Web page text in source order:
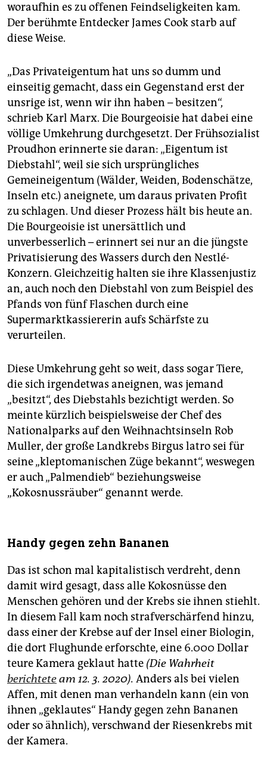
woraufhin es zu offenen Feindseligkeiten kam.
Der berühmte Entdecker James Cook starb auf
diese Weise.
„Das Privateigentum hat uns so dumm und
einseitig gemacht, dass ein Gegenstand erst der
unsrige ist, wenn wir ihn haben – besitzen“,
schrieb Karl Marx. Die Bourgeoisie hat dabei eine
völlige Umkehrung durchgesetzt. Der Frühsozialist
Proudhon erinnerte sie daran: „Eigentum ist
Diebstahl“, weil sie sich ursprüngliches
Gemeineigentum (Wälder, Weiden, Bodenschätze,
Inseln etc.) aneignete, um daraus privaten Profit
zu schlagen. Und dieser Prozess hält bis heute an.
Die Bourgeoisie ist unersättlich und
unverbesserlich – erinnert sei nur an die jüngste
Privatisierung des Wassers durch den Nestlé-
Konzern. Gleichzeitig halten sie ihre Klassenjustiz
an, auch noch den Diebstahl von zum Beispiel des
Pfands von fünf Flaschen durch eine
Supermarktkassiererin aufs Schärfste zu
verurteilen.
Diese Umkehrung geht so weit, dass sogar Tiere,
die sich irgendetwas aneignen, was jemand
„besitzt“, des Diebstahls bezichtigt werden. So
meinte kürzlich beispielsweise der Chef des
Nationalparks auf den Weihnachtsinseln Rob
Muller, der große Landkrebs Birgus latro sei für
seine „kleptomanischen Züge bekannt“, weswegen
er auch „Palmendieb“ beziehungsweise
„Kokosnussräuber“ genannt werde.
Handy gegen zehn Bananen
Das ist schon mal kapitalistisch verdreht, denn
damit wird gesagt, dass alle Kokosnüsse den
Menschen gehören und der Krebs sie ihnen stiehlt.
In diesem Fall kam noch strafverschärfend hinzu,
dass einer der Krebse auf der Insel einer Biologin,
die dort Flughunde erforschte, eine 6.000 Dollar
teure Kamera geklaut hatte (Die Wahrheit
berichteteam 12. 3. 2020). Anders als bei vielen
Affen, mit denen man verhandeln kann (ein von
ihnen „geklautes“ Handy gegen zehn Bananen
oder so ähnlich), verschwand der Riesenkrebs mit
der Kamera.